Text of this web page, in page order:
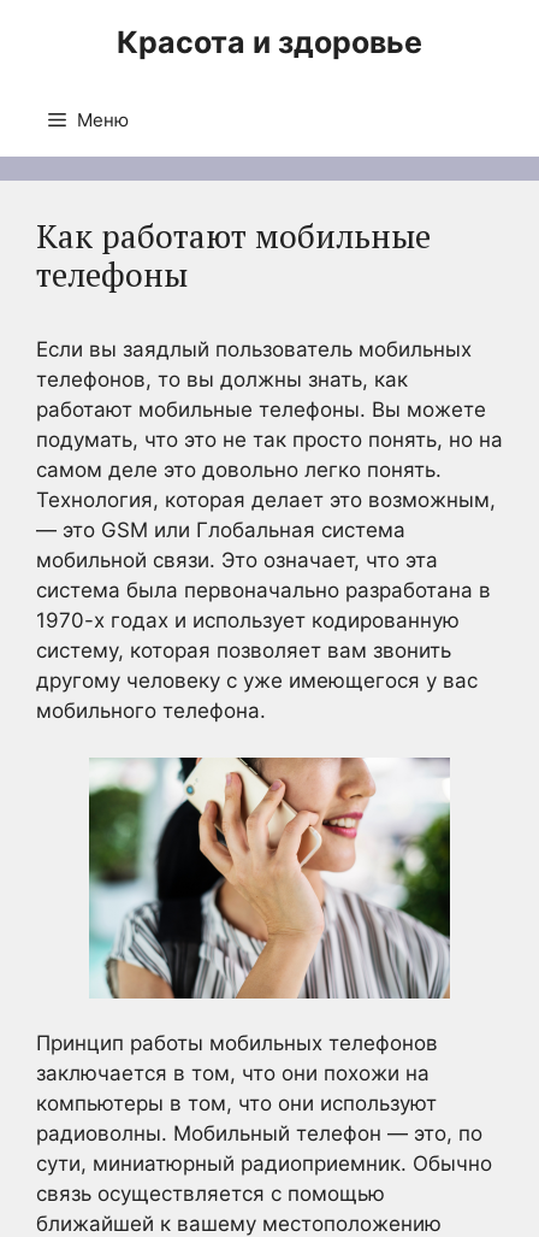
Красота и здоровье
Меню
Как работают мобильные
телефоны
Если вы заядлый пользователь мобильных
телефонов, то вы должны знать, как
работают мобильные телефоны. Вы можете
подумать, что это не так просто понять, но на
самом деле это довольно легко понять.
Технология, которая делает это возможным,
— это GSM или Глобальная система
мобильной связи. Это означает, что эта
система была первоначально разработана в
1970-х годах и использует кодированную
систему, которая позволяет вам звонить
другому человеку с уже имеющегося у вас
мобильного телефона.
Принцип работы мобильных телефонов
заключается в том, что они похожи на
компьютеры в том, что они используют
радиоволны. Мобильный телефон — это, по
сути, миниатюрный радиоприемник. Обычно
связь осуществляется с помощью
ближайшей к вашему местоположению